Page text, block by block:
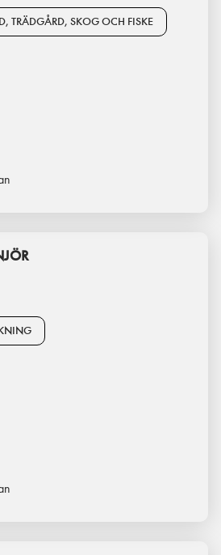
TRÄDGÅRD, SKOG OCH FISKE